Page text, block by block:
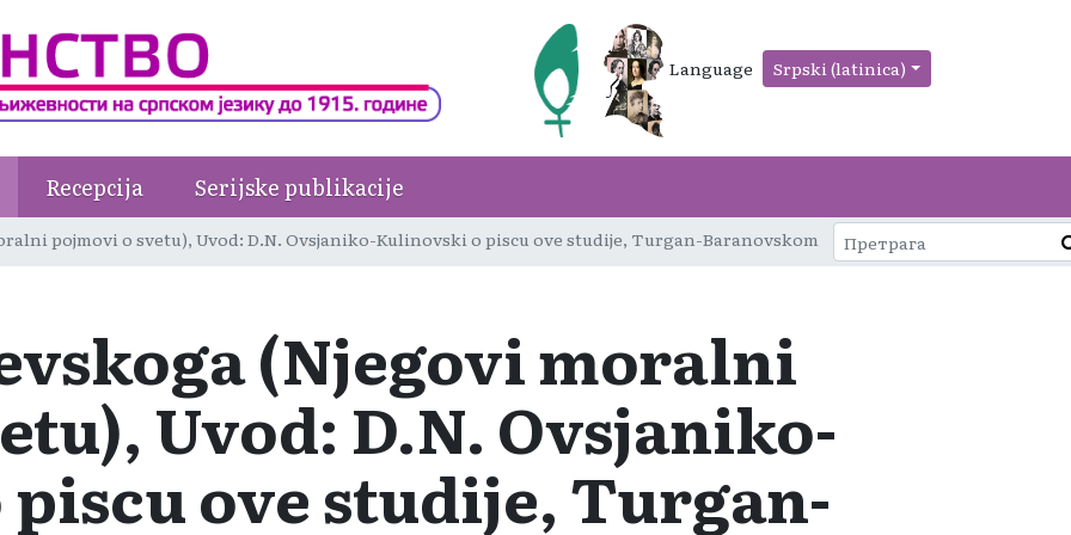
Language Srpski (latinica)
Recepcija Serijske publikacije
pojmovi o svetu), Uvod: D.N. Ovsjaniko-Kulinovski o piscu ove studije, Turgan-Baranovskom
(Njegovi moralni
Uvod: D.N. Ovsjaniko-
ove studije, Turgan-